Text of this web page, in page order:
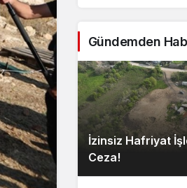
Gündemden
İzinsiz Hafriyat
Ceza!